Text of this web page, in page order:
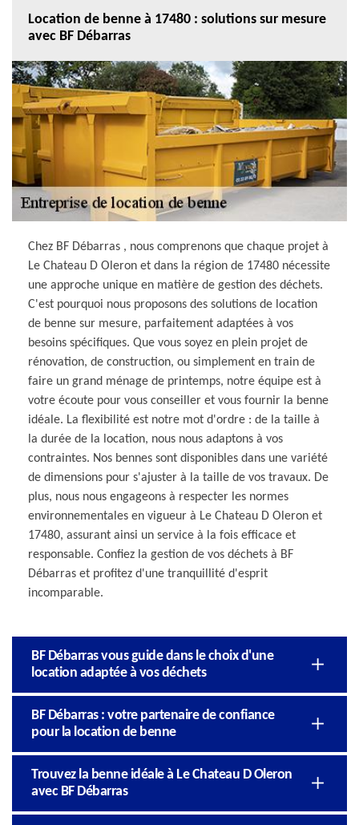
Location de benne à 17480 : solutions sur mesure
avec BF Débarras
Chez BF Débarras , nous comprenons que chaque projet à
Le Chateau D Oleron et dans la région de 17480 nécessite
une approche unique en matière de gestion des déchets.
C'est pourquoi nous proposons des solutions de location
de benne sur mesure, parfaitement adaptées à vos
besoins spécifiques. Que vous soyez en plein projet de
rénovation, de construction, ou simplement en train de
faire un grand ménage de printemps, notre équipe est à
votre écoute pour vous conseiller et vous fournir la benne
idéale. La flexibilité est notre mot d'ordre : de la taille à
la durée de la location, nous nous adaptons à vos
contraintes. Nos bennes sont disponibles dans une variété
de dimensions pour s'ajuster à la taille de vos travaux. De
plus, nous nous engageons à respecter les normes
environnementales en vigueur à Le Chateau D Oleron et
17480, assurant ainsi un service à la fois efficace et
responsable. Confiez la gestion de vos déchets à BF
Débarras et profitez d'une tranquillité d'esprit
incomparable.
BF Débarras vous guide dans le choix d'une
location adaptée à vos déchets
BF Débarras : votre partenaire de confiance
pour la location de benne
Trouvez la benne idéale à Le Chateau D Oleron
avec BF Débarras